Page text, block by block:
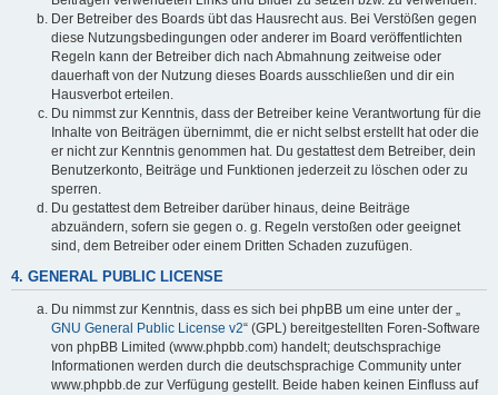
Der Betreiber des Boards übt das Hausrecht aus. Bei Verstößen gegen
diese Nutzungsbedingungen oder anderer im Board veröffentlichten
Regeln kann der Betreiber dich nach Abmahnung zeitweise oder
dauerhaft von der Nutzung dieses Boards ausschließen und dir ein
Hausverbot erteilen.
Du nimmst zur Kenntnis, dass der Betreiber keine Verantwortung für die
Inhalte von Beiträgen übernimmt, die er nicht selbst erstellt hat oder die
er nicht zur Kenntnis genommen hat. Du gestattest dem Betreiber, dein
Benutzerkonto, Beiträge und Funktionen jederzeit zu löschen oder zu
sperren.
Du gestattest dem Betreiber darüber hinaus, deine Beiträge
abzuändern, sofern sie gegen o. g. Regeln verstoßen oder geeignet
sind, dem Betreiber oder einem Dritten Schaden zuzufügen.
4. GENERAL PUBLIC LICENSE
Du nimmst zur Kenntnis, dass es sich bei phpBB um eine unter der „
GNU General Public License v2“ (GPL) bereitgestellten Foren-Software
von phpBB Limited (www.phpbb.com) handelt; deutschsprachige
Informationen werden durch die deutschsprachige Community unter
www.phpbb.de zur Verfügung gestellt. Beide haben keinen Einfluss auf